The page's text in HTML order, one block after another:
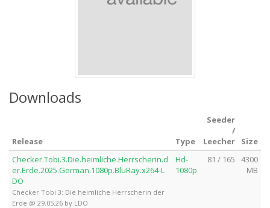
Downloads
Release Type
Seeder
/
Leecher
Size
Checker.Tobi.3.Die.heimliche.Herrscherin.d
er.Erde.2025.German.1080p.BluRay.x264-L
DO
Checker Tobi 3: Die heimliche Herrscherin der
Erde @ 29.05.26 by LDO
Hd-
1080p
81 / 165
4300
MB